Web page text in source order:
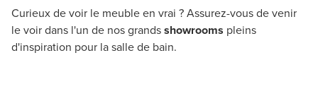
Curieux de voir le meuble en vrai ? Assurez-vous de venir
le voir dans l'un de nos grandsshowrooms pleins
d'inspiration pour la salle de bain.